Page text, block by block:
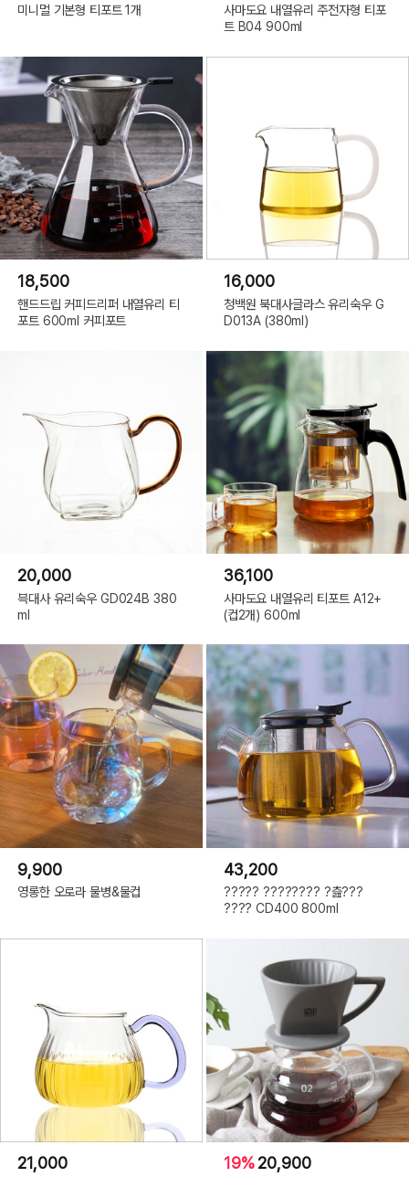
미니멀 기본형 티포트 1개
사마도요 내열유리 주전자형 티포
트 B04 900ml
18,500
핸드드립 커피드리퍼 내열유리 티
포트 600ml 커피포트
16,000
청백원 북대사글라스 유리숙우 G
D013A (380ml)
20,000
븍대사 유리숙우 GD024B 380
ml
36,100
사마도요 내열유리 티포트 A12+
(컵2개) 600ml
9,900
영롱한 오로라 물병&물컵
43,200
????? ???????? ?츮???
???? CD400 800ml
21,000 19%20,900